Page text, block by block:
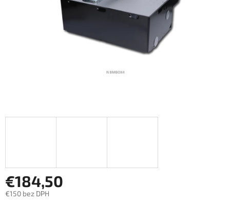
€184,50
€150 bez DPH